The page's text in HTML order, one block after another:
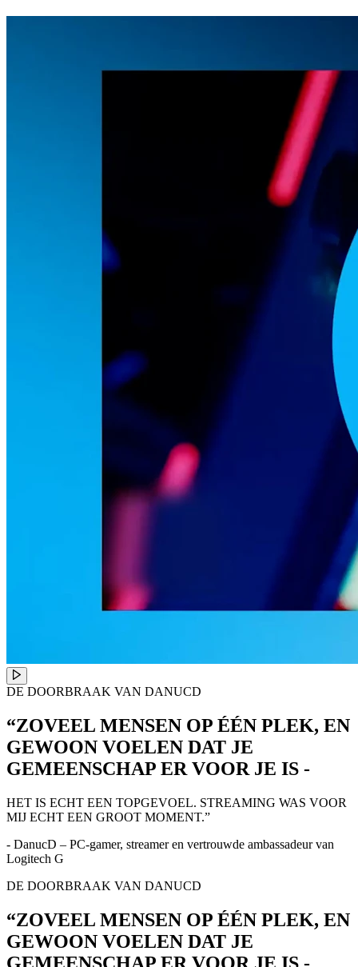
DE DOORBRAAK VAN DANUCD
“ZOVEEL MENSEN OP ÉÉN PLEK, EN
GEWOON VOELEN DAT JE
GEMEENSCHAP ER VOOR JE IS -
HET IS ECHT EEN TOPGEVOEL. STREAMING WAS VOOR
MIJ ECHT EEN GROOT MOMENT.”
- DanucD – PC-gamer, streamer en vertrouwde ambassadeur van
Logitech G
DE DOORBRAAK VAN DANUCD
“ZOVEEL MENSEN OP ÉÉN PLEK, EN
GEWOON VOELEN DAT JE
GEMEENSCHAP ER VOOR JE IS -